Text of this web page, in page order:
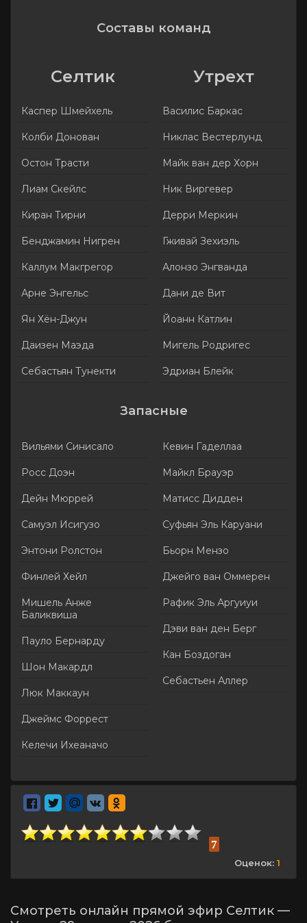
Смотреть онлайн прямой эфир Селтик —
Составы команд
Селтик
Каспер Шмейхель
Колби Донован
Остон Трасти
Лиам Скейлс
Киран Тирни
Бенджамин Нигрен
Каллум Макгрегор
Арне Энгельс
Ян Хён-Джун
Даизен Маэда
Себастьян Тунекти
Утрехт
Василис Баркас
Никлас Вестерлунд
Майк ван дер Хорн
Ник Виргевер
Дерри Меркин
Гживай Зехиэль
Алонзо Энгванда
Дани де Вит
Йоанн Катлин
Мигель Родригес
Эдриан Блейк
Запасные
Вильями Синисало
Росс Доэн
Дейн Мюррей
Самуэл Исигузо
Энтони Ролстон
Финлей Хейл
Мишель Анже
Баликвиша
Пауло Бернарду
Шон Макардл
Люк Маккаун
Джеймс Форрест
Келечи Ихеаначо
Кевин Гаделлаа
Майкл Брауэр
Матисс Дидден
Суфьян Эль Каруани
Бьорн Мензо
Джейго ван Оммерен
Рафик Эль Аргуиуи
Дэви ван ден Берг
Кан Боздоган
Себастьен Аллер
7
Оценок: 1